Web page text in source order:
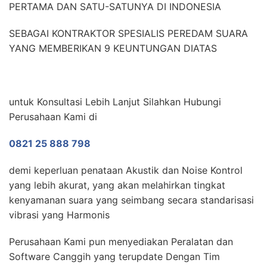
PERTAMA DAN SATU-SATUNYA DI INDONESIA
SEBAGAI KONTRAKTOR SPESIALIS PEREDAM SUARA
YANG MEMBERIKAN 9 KEUNTUNGAN DIATAS
untuk Konsultasi Lebih Lanjut Silahkan Hubungi
Perusahaan Kami di
0821 25 888 798
demi keperluan penataan Akustik dan Noise Kontrol
yang lebih akurat, yang akan melahirkan tingkat
kenyamanan suara yang seimbang secara standarisasi
vibrasi yang Harmonis
Perusahaan Kami pun menyediakan Peralatan dan
Software Canggih yang terupdate Dengan Tim